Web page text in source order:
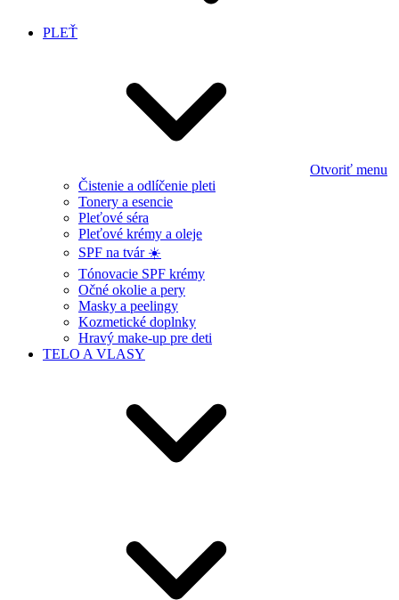
PLEŤ
Otvoriť menu
Čistenie a odlíčenie pleti
Tonery a esencie
Pleťové séra
Pleťové krémy a oleje
SPF na tvár ☀️
Tónovacie SPF krémy
Očné okolie a pery
Masky a peelingy
Kozmetické doplnky
Hravý make-up pre deti
TELO A VLASY